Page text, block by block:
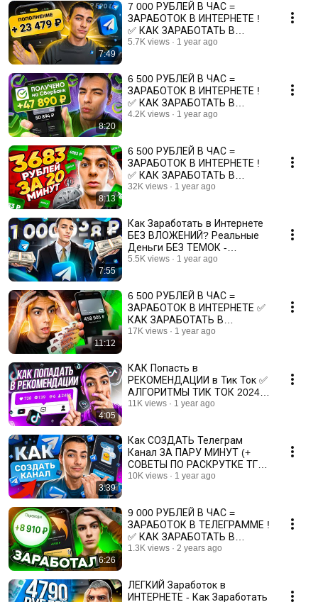
7:49
7 000 РУБЛЕЙ В ЧАС =
ЗАРАБОТОК В ИНТЕРНЕТЕ !
✅ КАК ЗАРАБОТАТЬ В
ИНТЕРНЕТЕ?💰 ЗАРАБОТОК
5.7K views 1 year ago
8:20
6 500 РУБЛЕЙ В ЧАС =
ЗАРАБОТОК В ИНТЕРНЕТЕ !
✅ КАК ЗАРАБОТАТЬ В
ИНТЕРНЕТЕ? 💰 ЗАРАБОТОК
4.2K views 1 year ago
8:13
6 500 РУБЛЕЙ В ЧАС =
ЗАРАБОТОК В ИНТЕРНЕТЕ !
✅ КАК ЗАРАБОТАТЬ В
ИНТЕРНЕТЕ? 💰 ЗАРАБОТОК
32K views 1 year ago
7:55
Как Заработать в Интернете
БЕЗ ВЛОЖЕНИЙ? Реальные
Деньги БЕЗ ТЕМОК -
Заработок в Интернете
5.5K views 1 year ago
11:12
6 500 РУБЛЕЙ В ЧАС =
ЗАРАБОТОК В ИНТЕРНЕТЕ ✅
КАК ЗАРАБОТАТЬ В
ИНТЕРНЕТЕ - ЗАРАБОТОК В
17K views 1 year ago
4:05
КАК Попасть в
РЕКОМЕНДАЦИИ в Тик Ток ✅
АЛГОРИТМЫ ТИК ТОК 2024
🔥 Как Раскрутить Тик Ток
11K views 1 year ago
3:39
Как СОЗДАТЬ Телеграм
Канал ЗА ПАРУ МИНУТ (+
СОВЕТЫ ПО РАСКРУТКЕ ТГ
✅) Как Создать Канал в
10K views 1 year ago
6:26
9 000 РУБЛЕЙ В ЧАС =
ЗАРАБОТОК В ТЕЛЕГРАММЕ !
✅ КАК ЗАРАБОТАТЬ В
ИНТЕРНЕТЕ? 💰 ЗАРАБОТОК
1.3K views 2 years ago
ЛЕГКИЙ Заработок в
ИНТЕРНЕТЕ - Как Заработать